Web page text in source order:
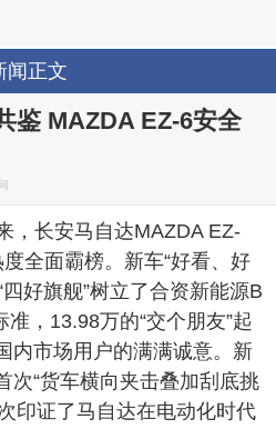
闻正文
鉴 MAZDA EZ-6安全
，长安马自达MAZDA EZ-
全面霸榜。新车“好看、好
好旗舰”树立了合资新能源B
，13.98万的“交个朋友”起
内市场用户的满满诚意。新
次“货车横向夹击叠加刮底挑
印证了马自达在电动化时代